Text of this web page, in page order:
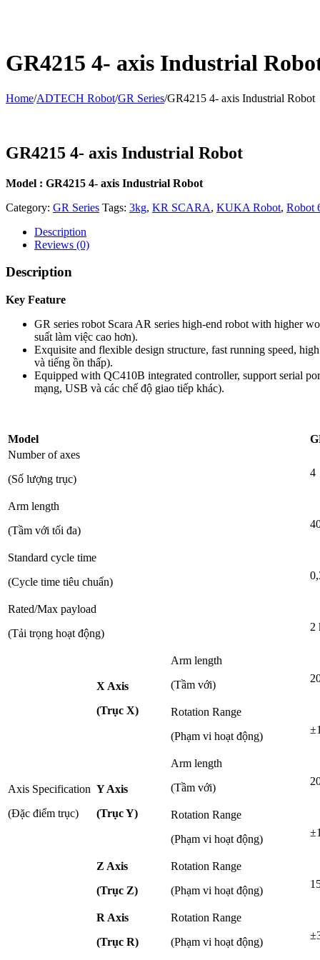
GR4215 4- axis Industrial
Home/ADTECH Robot/GR Series/GR4215 4- axis Industrial Robot
GR4215 4- axis Industrial Robot
Model : GR4215 4- axis Industrial Robot
Category: GR Series Tags: 3kg, KR SCARA, KUKA Robot, Robot
Description
Reviews (0)
Description
Key Feature
GR series robot Scara AR series high-end robot with higher
suất làm việc cao hơn).
Exquisite and flexible design structure, fast running speed,
và tiếng ồn thấp).
Equipped with QC410B integrated controller, support serial
mạng, USB và các chế độ giao tiếp khác).
Model
Number of axes
(Số lượng trục)
4
Arm length
(Tầm với tối đa)
Standard cycle time
(Cycle time tiêu chuẩn)
Rated/Max payload
(Tải trọng hoạt động)
2
Axis Specification
(Đặc điểm trục)
X Axis
(Trục X)
Arm length
(Tầm với)
Rotation Range
(Phạm vi hoạt động)
Y Axis
(Trục Y)
Arm length
(Tầm với)
Rotation Range
(Phạm vi hoạt động)
Z Axis
(Trục Z)
Rotation Range
(Phạm vi hoạt động)
R Axis
(Trục R)
Rotation Range
(Phạm vi hoạt động)